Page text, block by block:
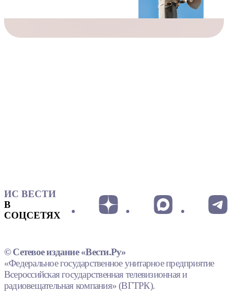
ИС ВЕСТИ
В
СОЦСЕТЯХ
© Сетевое издание «Вести.Ру»
«Федеральное государственное унитарное предприятие
Всероссийская государственная телевизионная и
радиовещательная компания» (ВГТРК).